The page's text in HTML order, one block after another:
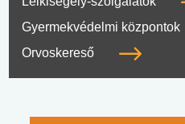
Gyermekvédelmi központok
Orvoskereső